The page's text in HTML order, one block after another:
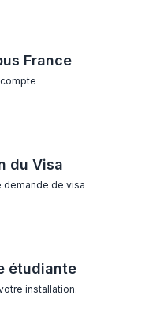
France
du Visa
demande de visa
étudiante
installation.